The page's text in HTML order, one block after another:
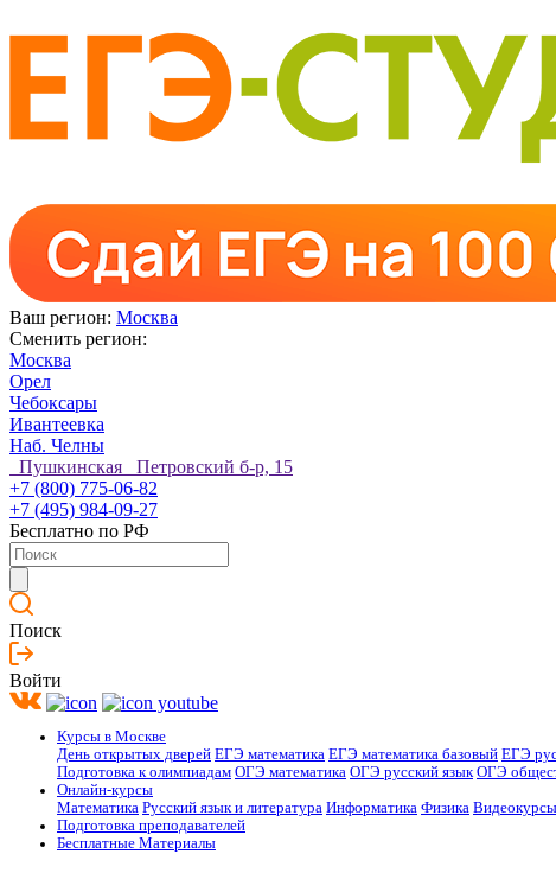
Ваш регион: Москва
Сменить регион:
Москва
Орел
Чебоксары
Ивантеевка
Наб. Челны
Пушкинская Петровский б-р, 15
+7 (800) 775-06-82
+7 (495) 984-09-27
Бесплатно по РФ
Поиск
Войти
Курсы в Москве
День открытых дверей ЕГЭ математика ЕГЭ математика базовый ЕГЭ
Подготовка к олимпиадам ОГЭ математика ОГЭ русский язык ОГЭ
Онлайн-курсы
Математика Русский язык и литература Информатика Физика Видеокурсы
Подготовка преподавателей
Бесплатные Материалы